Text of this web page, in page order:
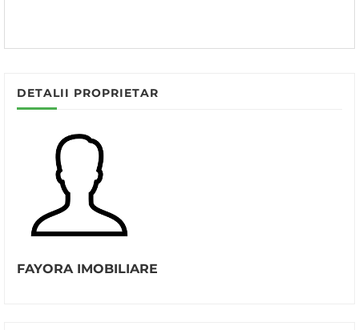
DETALII PROPRIETAR
FAYORA IMOBILIARE